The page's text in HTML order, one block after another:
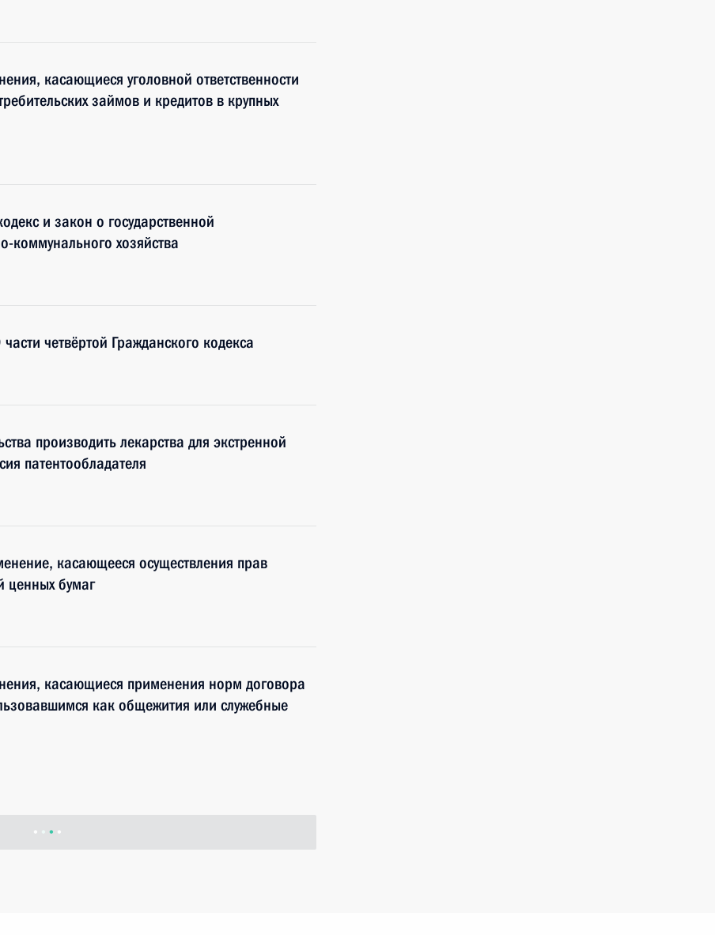
касающиеся уголовной ответственности
займов и кредитов в крупных
и закон о государственной
хозяйства
четвёртой Гражданского кодекса
производить лекарства для экстренной
патентообладателя
касающееся осуществления прав
ценных бумаг
касающиеся применения норм договора
как общежития или служебные
касающиеся охотничьей деятельности